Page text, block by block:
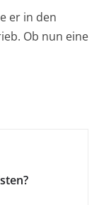
er in den
Ob nun eine